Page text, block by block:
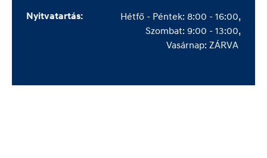
Nyitvatartás:
Hétfő - Péntek: 8:00 - 16:00,
Szombat: 9:00 - 13:00,
Vasárnap: ZÁRVA